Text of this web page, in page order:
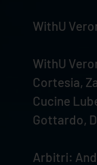
WithU
WithU
Cortesia,
Cucine
Gottardo,
Arbitri: